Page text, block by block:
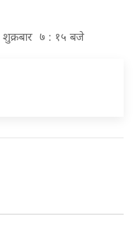
शुक्रबार ७ : १५ बजे